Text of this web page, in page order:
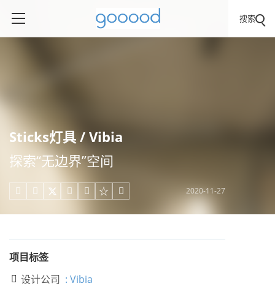
搜索
Sticks灯具 / Vibia
探索“无边界”空间
     2020-11-27
项目标签
 设计公司 : Vibia